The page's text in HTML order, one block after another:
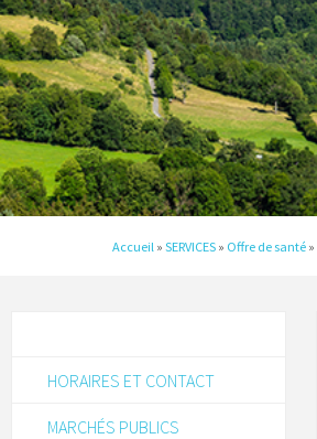
Accueil » SERVICES » Offre de santé »
HORAIRES ET CONTACT
MARCHÉS PUBLICS